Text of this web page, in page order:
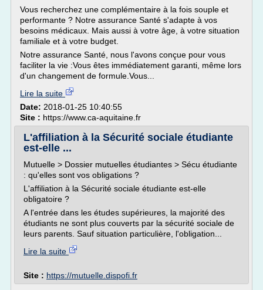
Vous recherchez une complémentaire à la fois souple et
performante ? Notre assurance Santé s'adapte à vos
besoins médicaux. Mais aussi à votre âge, à votre situation
familiale et à votre budget.
Notre assurance Santé, nous l'avons conçue pour vous
faciliter la vie :Vous êtes immédiatement garanti, même lors
d'un changement de formule.Vous...
Lire la suite
Date: 2018-01-25 10:40:55
Site : https://www.ca-aquitaine.fr
L'affiliation à la Sécurité sociale étudiante
est-elle ...
Mutuelle > Dossier mutuelles étudiantes > Sécu étudiante
: qu'elles sont vos obligations ?
L'affiliation à la Sécurité sociale étudiante est-elle
obligatoire ?
A l'entrée dans les études supérieures, la majorité des
étudiants ne sont plus couverts par la sécurité sociale de
leurs parents. Sauf situation particulière, l'obligation...
Lire la suite
Site : https://mutuelle.dispofi.fr